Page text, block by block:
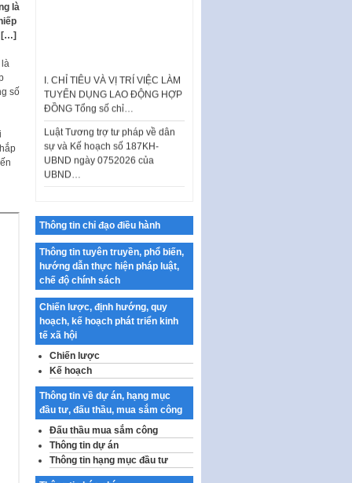
là
[…]
số
TUYỂN DỤNG LAO ĐỘNG HỢP
ĐỒNG Tổng số chỉ…
sự và Kế hoạch số 187KH-
UBND ngày 0752026 của
UBND…
Kế hoạch Tổ chức Cuộc thi
chính luận về bảo vệ nền tảng tư
tưởng của Đảng…
Công bố công khai dự toán kinh
phí xây dựng pháp luật, hoàn
thiện thể chế, chính…
Quy định về nghiên cứu, ứng
dụng khoa học, công nghệ, đổi
mới sáng tạo và chuyển…
Quy định chi tiết và hướng dẫn
thi hành một số điều của Luật Lý
lịch tư…
Sửa đổi, bổ sung một số nội
dung tại Nghị quyết số 30/NQ-
Thông tin chỉ đạo điều hành
Thông tin tuyên truyền, phổ biến,
hướng dẫn thực hiện pháp luật,
chế độ chính sách
Chiến lược, định hướng, quy
hoạch, kế hoạch phát triển kinh
tế xã hội
Chiến lược
Kế hoạch
Thông tin về dự án, hạng mục
đầu tư, đấu thầu, mua sắm công
Đấu thầu mua sắm công
Thông tin dự án
Thông tin hạng mục đầu tư